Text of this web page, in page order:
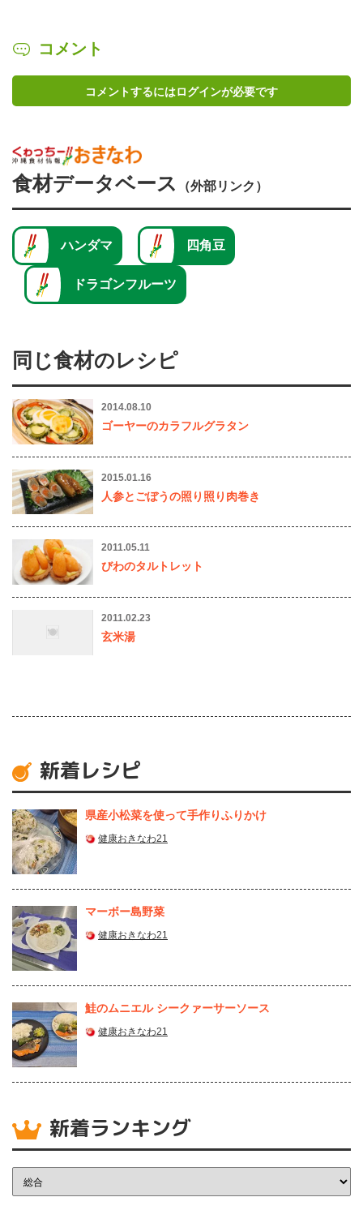
コメント
コメントするにはログインが必要です
食材データベース （外部リンク）
ハンダマ 四角豆
ドラゴンフルーツ
同じ食材のレシピ
2014.08.10
ゴーヤーのカラフルグラタン
2015.01.16
人参とごぼうの照り照り肉巻き
2011.05.11
びわのタルトレット
2011.02.23
玄米湯
新着レシピ
県産⼩松菜を使って⼿作りふりかけ
健康おきなわ21
マーボー島野菜
健康おきなわ21
鮭のムニエル シークァーサーソース
健康おきなわ21
新着ランキング